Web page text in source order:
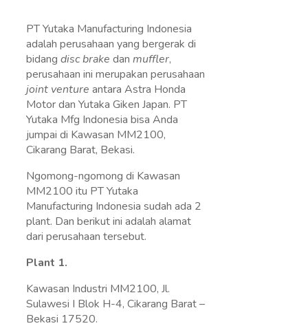
PT Yutaka Manufacturing Indonesia
adalah perusahaan yang bergerak di
bidang disc brake dan muffler,
perusahaan ini merupakan perusahaan
joint venture antara Astra Honda
Motor dan Yutaka Giken Japan. PT
Yutaka Mfg Indonesia bisa Anda
jumpai di Kawasan MM2100,
Cikarang Barat, Bekasi.
Ngomong-ngomong di Kawasan
MM2100 itu PT Yutaka
Manufacturing Indonesia sudah ada 2
plant. Dan berikut ini adalah alamat
dari perusahaan tersebut.
Plant 1.
Kawasan Industri MM2100, Jl.
Sulawesi I Blok H-4, Cikarang Barat –
Bekasi 17520.